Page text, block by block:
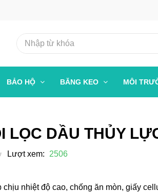
LỌC DẦU THỦY
Lượt xem: 2506
nhiệt độ cao, chống ăn mòn, giấy
BẢO HỘ BĂNG KEO MÔI